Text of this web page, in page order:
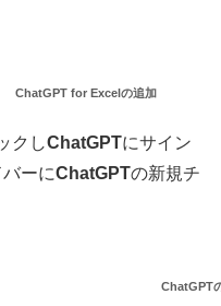
ChatGPT for Excelの追加
クしChatGPTにサイン
ーにChatGPTの新規チ
ChatGPT